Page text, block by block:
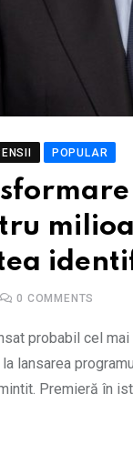
POPULAR
0 COMMENTS
probabil cel
lansarea
Premieră în